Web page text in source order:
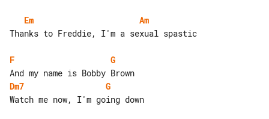
Em
Am
Thanks to Freddie, I'm a sexual spastic
F
G
Dm7
G
Watch me now, I'm going down